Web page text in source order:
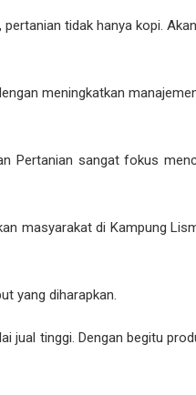
tidak hanya kopi.
meningkatkan
Pertanian sangat fokus
masyarakat di Kampung
yang diharapkan.
jual tinggi. Dengan begitu